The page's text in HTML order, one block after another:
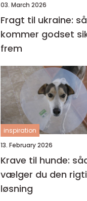
03. March 2026
Fragt til ukraine:
kommer godset
frem
inspiration
13. February 2026
Krave til hunde:
vælger du den
løsning